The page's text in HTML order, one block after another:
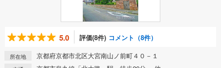
5.0 評価(8件) コメント（8件）
所在地 京都府京都市北区大宮南山ノ前町４０－１